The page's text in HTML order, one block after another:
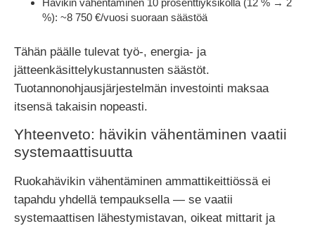
Hävikin vähentäminen 10 prosenttiyksiköllä (12 % → 2
%): ~8 750 €/vuosi suoraan säästöä
Tähän päälle tulevat työ-, energia- ja
jätteenkäsittelykustannusten säästöt.
Tuotannonohjausjärjestelmän investointi maksaa
itsensä takaisin nopeasti.
Yhteenveto: hävikin vähentäminen vaatii
systemaattisuutta
Ruokahävikin vähentäminen ammattikeittiössä ei
tapahdu yhdellä tempauksella — se vaatii
systemaattisen lähestymistavan, oikeat mittarit ja